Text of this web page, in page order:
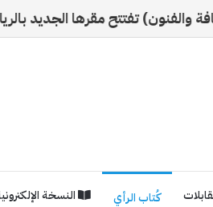
مقرها الجديد بالرياض
كُتاب الرأي النسخة